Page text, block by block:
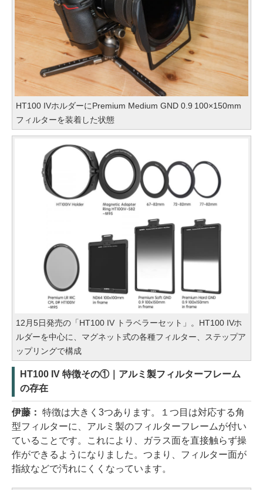
HT100 IVホルダーにPremium Medium GND 0.9 100×150mm
フィルターを装着した状態
12月5日発売の「HT100 IV トラベラーセット」。HT100 IVホ
ルダーを中心に、マグネット式の各種フィルター、ステップア
ップリングで構成
HT100 IV 特徴その①｜アルミ製フィルターフレーム
の存在
伊藤： 特徴は大きく3つあります。１つ目は対応する角
型フィルターに、アルミ製のフィルターフレームが付い
ていることです。これにより、ガラス面を直接触らず操
作ができるようになりました。つまり、フィルター面が
指紋などで汚れにくくなっています。